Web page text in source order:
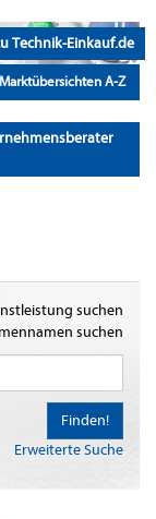
Technik-Einkauf.de
Marktübersichten A-Z
suchen
suchen
Erweiterte Suche
Finden!